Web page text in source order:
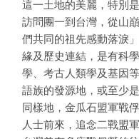
這一土地的美麗，特別
訪問團一到台灣，從山
們共同的祖先感動落淚
緣及歷史連結，是有科
學、考古人類學及基因
語族的發源地，或至少
同樣地，金瓜石盟軍戰
人士前來，追念二戰盟